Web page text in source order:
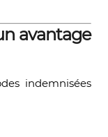
avantage
indemnisées